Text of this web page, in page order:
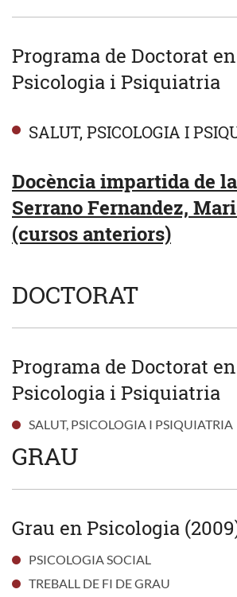
Programa de Doctorat
Psicologia i Psiquiatria
SALUT, PSICOLOGIA I
Docència impartida de
Serrano Fernandez,
(cursos anteriors)
DOCTORAT
Programa de Doctorat
Psicologia i Psiquiatria
SALUT, PSICOLOGIA I PSIQUIATRIA
GRAU
Grau en Psicologia
PSICOLOGIA SOCIAL
TREBALL DE FI DE GRAU